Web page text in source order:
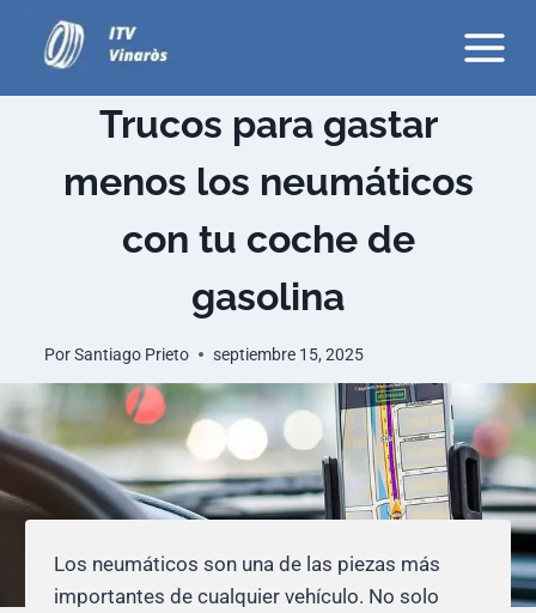
contenido
Trucos para gastar
menos los neumáticos
con tu coche de
gasolina
PorSantiago Prieto septiembre 15, 2025
Los neumáticos son una de las piezas más
importantes de cualquier vehículo. No solo